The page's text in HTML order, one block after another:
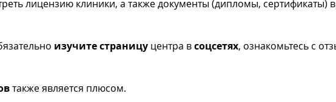
лицензию клиники, а также документы (дипломы, сертификаты)
изучите страницу центра всоцсетях, ознакомьтесь с
также является плюсом.